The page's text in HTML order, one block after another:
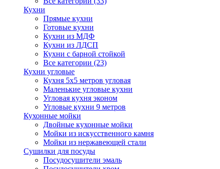
Кухни
Прямые кухни
Готовые кухни
Кухни из МДФ
Кухни из ЛДСП
Кухни с барной стойкой
Все категории (23)
Кухни угловые
Кухня 5х5 метров угловая
Маленькие угловые кухни
Угловая кухня эконом
Угловые кухни 9 метров
Кухонные мойки
Двойные кухонные мойки
Мойки из искусственного камня
Мойки из нержавеющей стали
Сушилки для посуды
Посудосушители эмаль